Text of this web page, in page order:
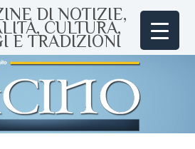
DI NOTIZIE,
CULTURA,
E TRADIZIONI